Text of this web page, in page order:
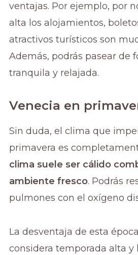
ventajas. Por ejemplo, por
alta los alojamientos,
atractivos turísticos son
Además, podrás pasear de
tranquila y relajada.
Venecia en
Sin duda, el clima que
primavera es
clima suele ser cálido
ambiente fresco. Podrás
pulmones con el oxígeno
La desventaja de esta
considera temporada alta y